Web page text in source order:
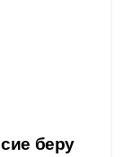
беру